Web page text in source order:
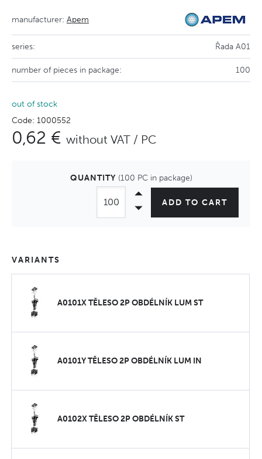
manufacturer: Apem
series: Řada A01
number of pieces in package: 100
out of stock
Code: 1000552
0,62 € without VAT / PC
QUANTITY (100 PC in package)
ADD TO CART
VARIANTS
A0101X TĚLESO 2P OBDÉLNÍK LUM ST
A0101Y TĚLESO 2P OBDÉLNÍK LUM IN
A0102X TĚLESO 2P OBDÉLNÍK ST